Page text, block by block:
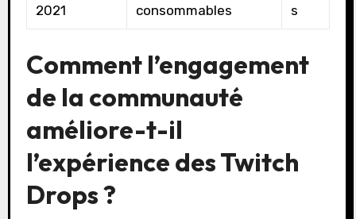
2021
consommables
s
Comment l’engagement
de la communauté
améliore-t-il
l’expérience des Twitch
Drops ?